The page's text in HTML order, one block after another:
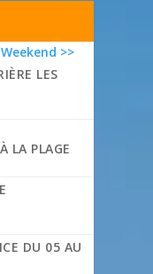
>>
LES
LA PLAGE
DU 05 AU